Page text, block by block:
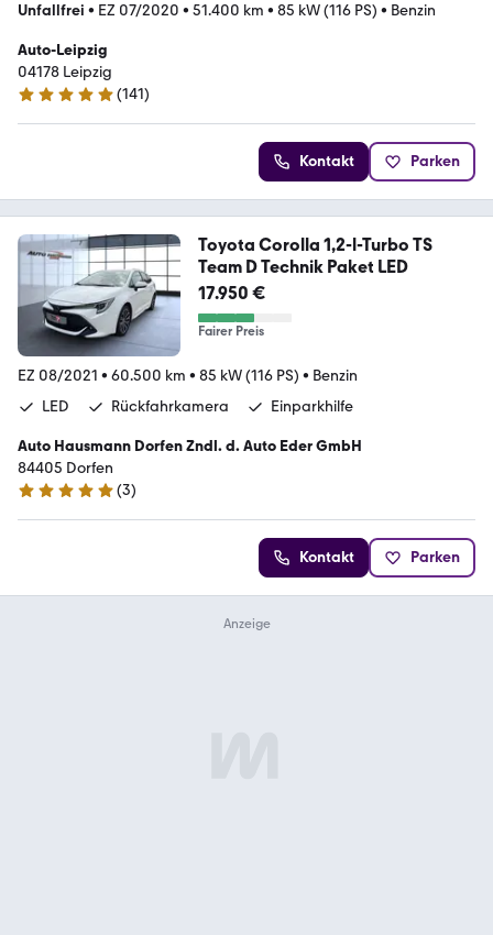
Unfallfrei • EZ 07/2020 • 51.400 km • 85 kW (116 PS) • Benzin
Auto-Leipzig
04178 Leipzig
4.8 Sterne
(141)
Kontakt Parken
Toyota Corolla 1,2-l-Turbo TS
Team D Technik Paket LED
17.950 €
Fairer Preis
EZ 08/2021 • 60.500 km • 85 kW (116 PS) • Benzin
LED
Rückfahrkamera Einparkhilfe
Auto Hausmann Dorfen Zndl. d. Auto Eder GmbH
84405 Dorfen
5 Sterne
(3)
Kontakt Parken